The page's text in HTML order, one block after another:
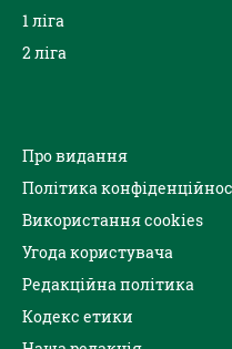
1 ліга
2 ліга
Про видання
Політика
Використання cookies
Угода користувача
Редакційна політика
Кодекс етики